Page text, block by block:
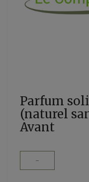
Parfum
(naturel
Avant
-